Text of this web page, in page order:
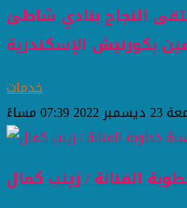
النجاح بنادي شاطئ
بكورنيش الإسكندرية
خدمات
07:39 مساءً
الفنانة / زينب كمال